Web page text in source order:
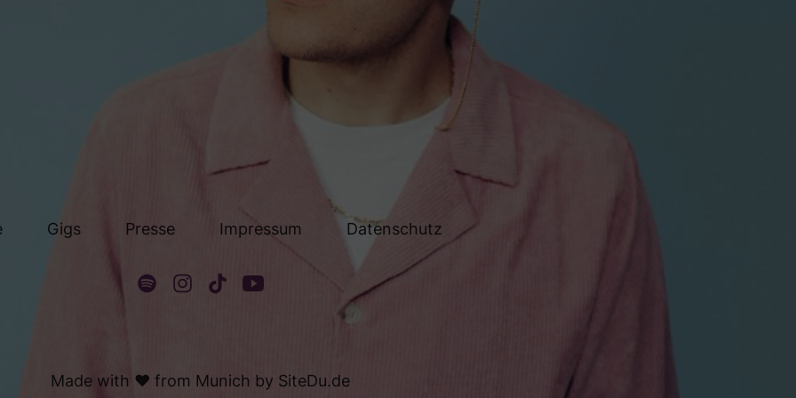
Made with ❤️ from Munich by SiteDu.de
Gigs Presse Impressum Datenschutz